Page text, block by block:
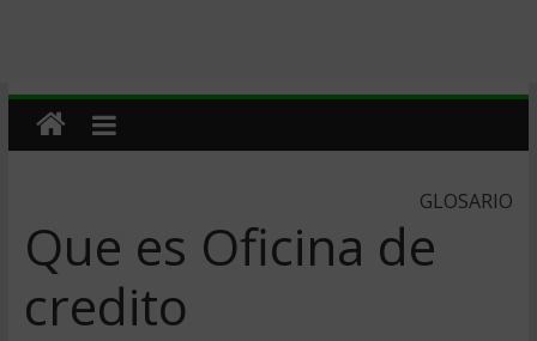
GLOSARIO
Que es Oficina de
credito